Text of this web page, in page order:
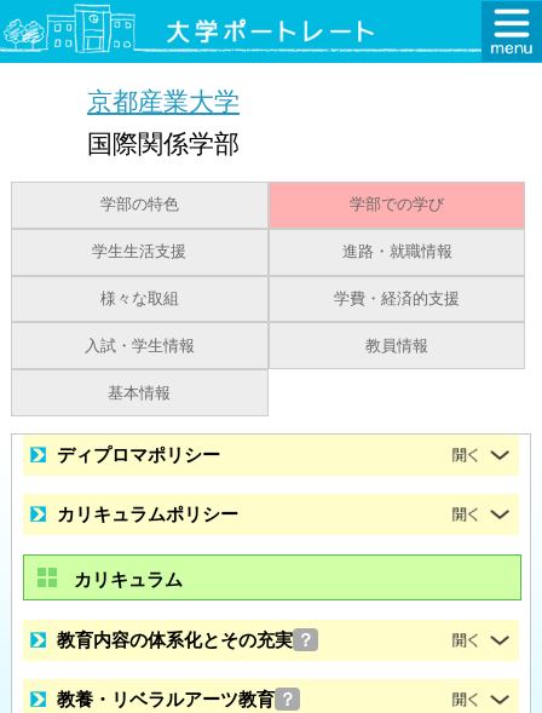
京都産業大学
国際関係学部
学部の特色 学部での学び
学生生活支援 進路・就職情報
様々な取組 学費・経済的支援
入試・学生情報 教員情報
基本情報
ディプロマポリシー
カリキュラムポリシー
カリキュラム
教育内容の体系化とその充実 ？
教養・リベラルアーツ教育 ？